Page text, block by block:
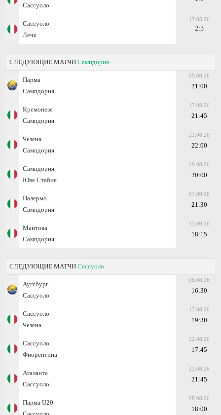
Сассуоло
Сассуоло
Лече
17.05.26
2:3
СЛЕДУЮЩИЕ МАТЧИ Сампдория
Парма
Сампдория
09.08.26
21:00
Кремонезе
Сампдория
17.08.26
21:45
Чезена
Сампдория
23.08.26
22:00
Сампдория
Юве Стабия
29.08.26
20:00
Палермо
Сампдория
07.09.26
21:30
Мантова
Сампдория
13.09.26
18:15
СЛЕДУЮЩИЕ МАТЧИ Сассуоло
Аугсбург
Сассуоло
08.08.26
16:30
Сассуоло
Чезена
17.08.26
19:30
Сассуоло
Фиорентина
22.08.26
17:45
Аталанта
Сассуоло
23.08.26
21:45
Парма U20
28.08.26
18:00